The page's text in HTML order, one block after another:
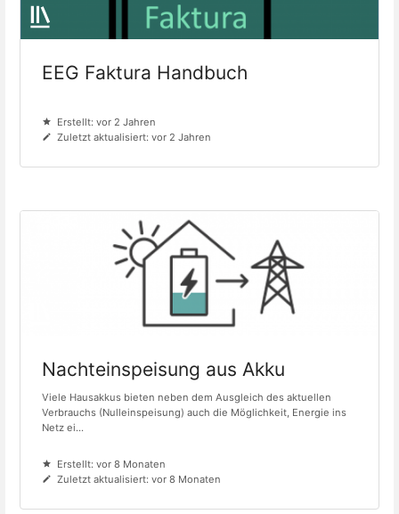
EEG Faktura Handbuch
Erstellt: vor 2 Jahren
Zuletzt aktualisiert: vor 2 Jahren
Nachteinspeisung aus Akku
Viele Hausakkus bieten neben dem Ausgleich des aktuellen
Verbrauchs (Nulleinspeisung) auch die Möglichkeit, Energie ins
Netz ei...
Erstellt: vor 8 Monaten
Zuletzt aktualisiert: vor 8 Monaten